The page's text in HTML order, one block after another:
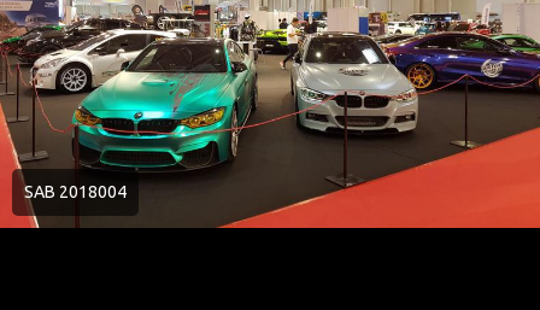
SAB 2018004